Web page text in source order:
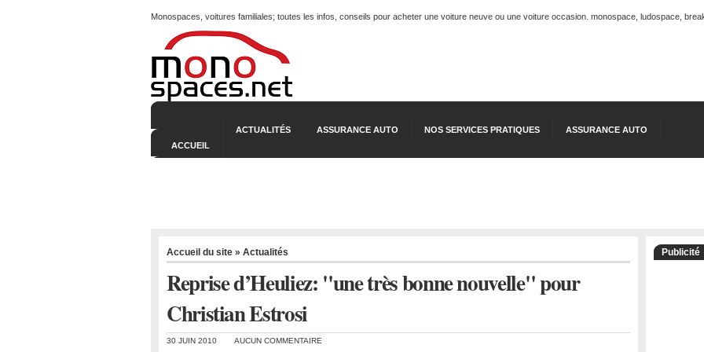
Monospaces, voitures familiales; toutes les infos, conseils pour acheter une voiture neuve ou une voiture occasion. monospace, ludospace,
ACCUEIL
ACTUALITÉS ASSURANCE AUTO NOS SERVICES PRATIQUES ASSURANCE AUTO
Accueil du site » Actualités
Reprise d’Heuliez: "une très bonne nouvelle" pour
Christian Estrosi
30 JUIN 2010 AUCUN COMMENTAIRE
Publicité